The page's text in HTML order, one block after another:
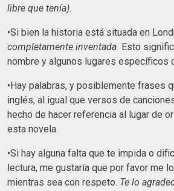
libre que tenía).
•Si bien la historia está situada en
completamente inventada. Esto
nombre y algunos lugares específicos
•Hay palabras, y posiblemente frases
inglés, al igual que versos de
hecho de hacer referencia al lugar de
esta novela.
•Si hay alguna falta que te impida o
lectura, me gustaría que por favor me
mientras sea con respeto. Te lo